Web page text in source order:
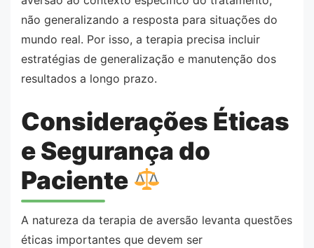
não generalizando a resposta para situações do
mundo real. Por isso, a terapia precisa incluir
estratégias de generalização e manutenção dos
resultados a longo prazo.
Considerações Éticas
e Segurança do
Paciente
A natureza da terapia de aversão levanta questões
éticas importantes que devem ser